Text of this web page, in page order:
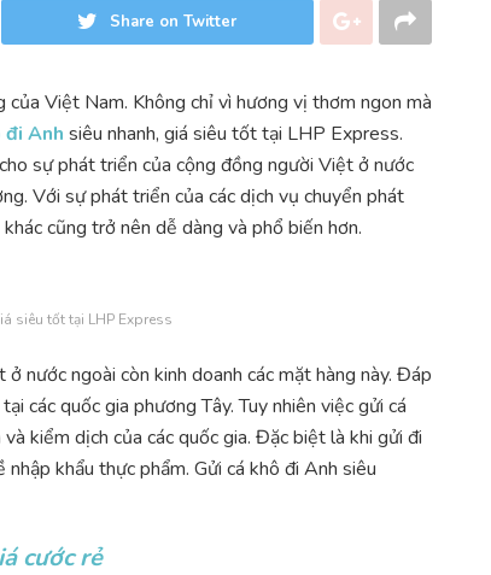
Share on Twitter
Việt Nam. Không chỉ vì hương vị thơm ngon mà
đi Anh siêu nhanh, giá siêu tốt tại LHP Express.
sự phát triển của cộng đồng người Việt ở nước
Với sự phát triển của các dịch vụ chuyển phát
cũng trở nên dễ dàng và phổ biến hơn.
siêu tốt tại LHP Express
nước ngoài còn kinh doanh các mặt hàng này. Đáp
các quốc gia phương Tây. Tuy nhiên việc gửi cá
kiểm dịch của các quốc gia. Đặc biệt là khi gửi đi
khẩu thực phẩm. Gửi cá khô đi Anh siêu
cước rẻ